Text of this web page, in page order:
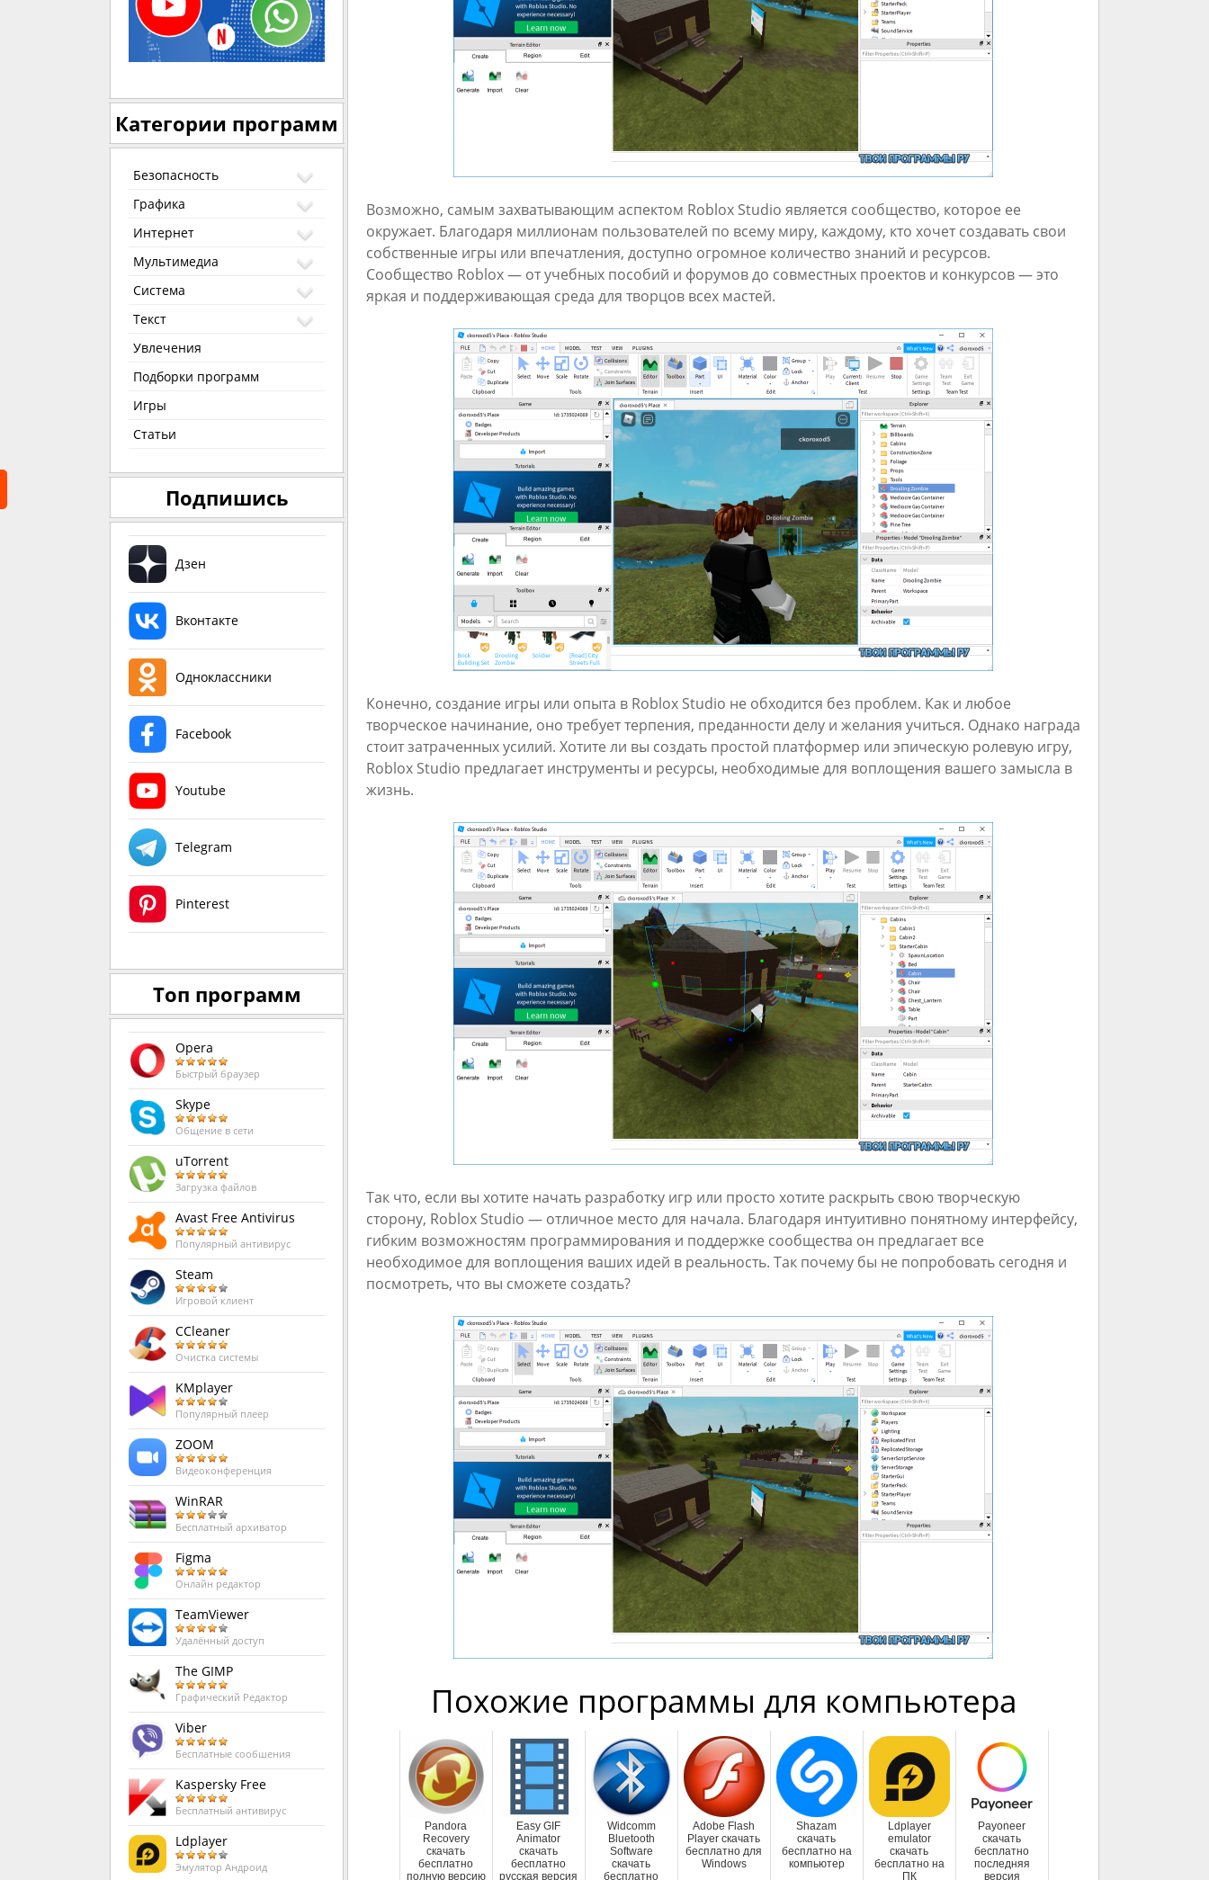
Возможно, самым захватывающим аспектом Roblox Studio является сообщество, которое ее
окружает. Благодаря миллионам пользователей по всему миру, каждому, кто хочет создавать свои
собственные игры или впечатления, доступно огромное количество знаний и ресурсов.
Сообщество Roblox — от учебных пособий и форумов до совместных проектов и конкурсов — это
яркая и поддерживающая среда для творцов всех мастей.
Конечно, создание игры или опыта в Roblox Studio не обходится без проблем. Как и любое
творческое начинание, оно требует терпения, преданности делу и желания учиться. Однако награда
стоит затраченных усилий. Хотите ли вы создать простой платформер или эпическую ролевую игру,
Roblox Studio предлагает инструменты и ресурсы, необходимые для воплощения вашего замысла в
жизнь.
Так что, если вы хотите начать разработку игр или просто хотите раскрыть свою творческую
сторону, Roblox Studio — отличное место для начала. Благодаря интуитивно понятному интерфейсу,
гибким возможностям программирования и поддержке сообщества он предлагает все
необходимое для воплощения ваших идей в реальность. Так почему бы не попробовать сегодня и
посмотреть, что вы сможете создать?
Похожие программы для компьютера
Pandora
Recovery
скачать
бесплатно
полную версию
Easy GIF
Animator
скачать
бесплатно
русская версия
Widcomm
Bluetooth
Software
скачать
бесплатно
Adobe Flash
Player скачать
бесплатно для
Windows
Shazam
скачать
бесплатно на
компьютер
Ldplayer
emulator
скачать
бесплатно на
ПК
Payoneer
скачать
бесплатно
последняя
версия
Категории программ
Безопасность
Графика
Интернет
Мультимедиа
Система
Текст
Увлечения
Подборки программ
Игры
Статьи
Подпишись
Дзен
Вконтакте
Одноклассники
Facebook
Youtube
Telegram
Pinterest
Топ программ
Opera
Быстрый браузер
Skype
Общение в сети
uTorrent
Загрузка файлов
Avast Free Antivirus
Популярный антивирус
Steam
Игровой клиент
CCleaner
Очистка системы
KMplayer
Популярный плеер
ZOOM
Видеоконференция
WinRAR
Бесплатный архиватор
Figma
Онлайн редактор
TeamViewer
Удалённый доступ
The GIMP
Графический Редактор
Viber
Бесплатные сообшения
Kaspersky Free
Бесплатный антивирус
Ldplayer
Эмулятор Андроид